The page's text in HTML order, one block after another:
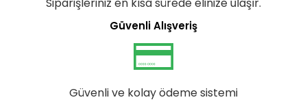
Güvenli Alışveriş
Güvenli ve kolay ödeme sistemi